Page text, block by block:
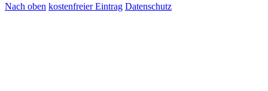
Nach oben kostenfreier Eintrag Datenschutz